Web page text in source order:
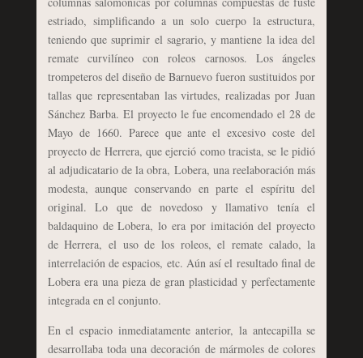
estriado, simplificando a un solo cuerpo la estructura,
teniendo que suprimir el sagrario, y mantiene la idea del
remate curvilíneo con roleos carnosos. Los ángeles
trompeteros del diseño de Barnuevo fueron sustituidos por
tallas que representaban las virtudes, realizadas por Juan
Sánchez Barba. El proyecto le fue encomendado el 28 de
Mayo de 1660. Parece que ante el excesivo coste del
proyecto de Herrera, que ejerció como tracista, se le pidió
al adjudicatario de la obra, Lobera, una reelaboración más
modesta, aunque conservando en parte el espíritu del
original. Lo que de novedoso y llamativo tenía el
baldaquino de Lobera, lo era por imitación del proyecto
de Herrera, el uso de los roleos, el remate calado, la
interrelación de espacios, etc. Aún así el resultado final de
Lobera era una pieza de gran plasticidad y perfectamente
integrada en el conjunto.
En el espacio inmediatamente anterior, la antecapilla se
desarrollaba toda una decoración de mármoles de colores